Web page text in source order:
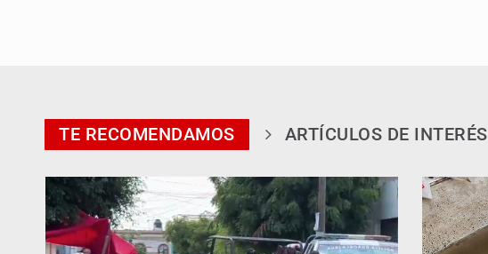
TE RECOMENDAMOS ARTÍCULOS DE INTERÉS